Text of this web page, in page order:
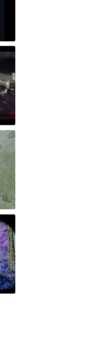
El Abrazo META-teatro/Experiencia interactiva 360º
Empatía 5.3/ Oniris o el despertar del cuerpo lúcido